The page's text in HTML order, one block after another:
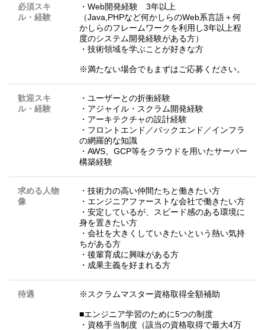
必須スキ
ル・経験
・Web開発経験 3年以上
（Java,PHPなど何かしらのWeb系言語＋何
かしらのフレームワークを利用し3年以上程
度のシステム開発経験がある方）
・技術領域を学ぶことが好きな方
※満たない場合でもまずはご応募ください。
歓迎スキ
ル・経験
・ユーザーとの折衝経験
・アジャイル・スクラム開発経験
・アーキテクチャの設計経験
・フロントエンド／バックエンド／インフラ
の網羅的な知識
・AWS、GCP等をクラウドを用いたサーバー
構築経験
求める人物
像
・技術力の高い仲間たちと働きたい方
・エンジニアファーストな会社で働きたい方
・安定しているが、スピード感のある環境に
身を置きたい方
・会社を大きくしていきたいという熱い気持
ちがある方
・後輩育成に興味がある方
・成果主義を好まれる方
待遇 ※スクラムマスター資格取得全額補助
■エンジニア学習のために5つの制度
・資格手当制度（該当の資格取得で最大4万